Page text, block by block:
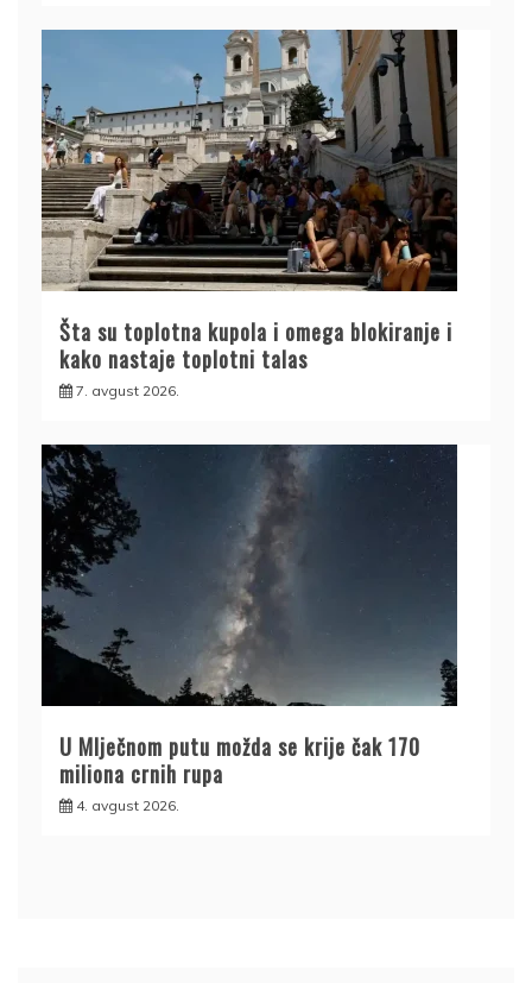
Šta su toplotna kupola i omega blokiranje i
kako nastaje toplotni talas
7. avgust 2026.
U Mlječnom putu možda se krije čak 170
miliona crnih rupa
4. avgust 2026.